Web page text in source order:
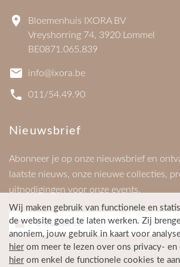
Bloemenhuis IXORA BV
Vreyshorring 74, 3920 Lommel
BE0871.065.839
info@ixora.be
011/54.49.90
Nieuwsbrief
Abonneer je op onze nieuwsbrief en
laatste nieuws, onze nieuwe collecties,
uitnodigingen voor onze events.
Wij maken gebruik van functionele en
de website goed te laten werken. Zij
anoniem, jouw gebruik in kaart voor
hierom meer te lezen over ons privacy- en
hierom enkel de functionele cookies te